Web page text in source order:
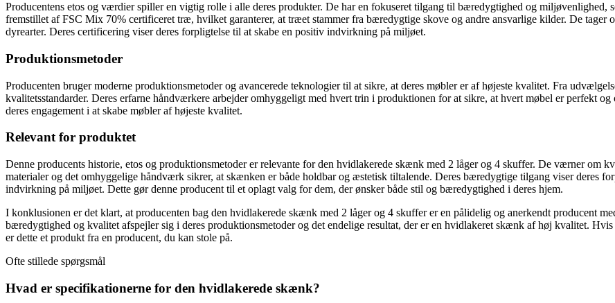
Producentens etos og værdier spiller en vigtig rolle i alle deres produkter. De har en fokuseret tilgang til bæredygtighed og miljøvenlighed,
fremstillet af FSC Mix 70% certificeret træ, hvilket garanterer, at træet stammer fra bæredygtige skove og andre ansvarlige kilder. De tager
dyrearter. Deres certificering viser deres forpligtelse til at skabe en positiv indvirkning på miljøet.
Produktionsmetoder
Producenten bruger moderne produktionsmetoder og avancerede teknologier til at sikre, at deres møbler er af højeste kvalitet. Fra
kvalitetsstandarder. Deres erfarne håndværkere arbejder omhyggeligt med hvert trin i produktionen for at sikre, at hvert møbel er perfekt
deres engagement i at skabe møbler af højeste kvalitet.
Relevant for produktet
Denne producents historie, etos og produktionsmetoder er relevante for den hvidlakerede skænk med 2 låger og 4 skuffer. De værner om
materialer og det omhyggelige håndværk sikrer, at skænken er både holdbar og æstetisk tiltalende. Deres bæredygtige tilgang viser deres
indvirkning på miljøet. Dette gør denne producent til et oplagt valg for dem, der ønsker både stil og bæredygtighed i deres hjem.
I konklusionen er det klart, at producenten bag den hvidlakerede skænk med 2 låger og 4 skuffer er en pålidelig og anerkendt producent
bæredygtighed og kvalitet afspejler sig i deres produktionsmetoder og det endelige resultat, der er en hvidlakeret skænk af høj kvalitet.
er dette et produkt fra en producent, du kan stole på.
Ofte stillede spørgsmål
Hvad er specifikationerne for den hvidlakerede skænk?